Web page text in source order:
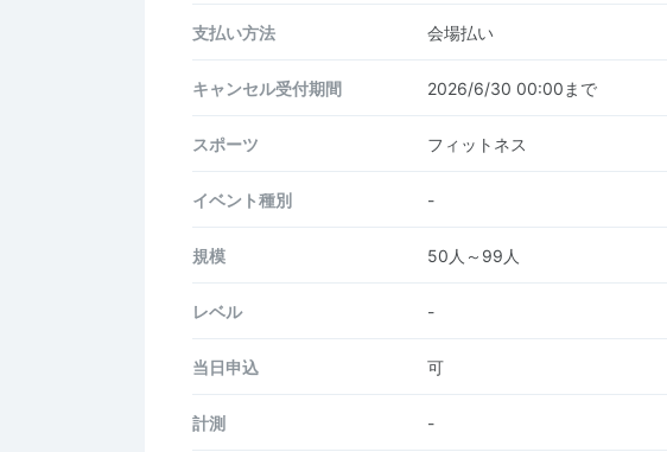
支払い方法 会場払い
キャンセル受付期間 2026/6/30 00:00まで
スポーツ フィットネス
イベント種別 -
規模 50人～99人
レベル -
当日申込 可
計測 -